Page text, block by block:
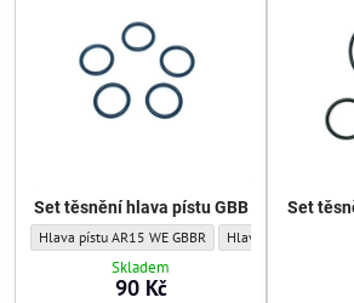
Set těsnění hlava pístu GBB
Set těsnění hlava pístu GBB - Sada těsnění/o-kroužků:
Hlava pístu AR15 WE GBBR Set těsnění hlava
Hlava pístu MP7 WE
Skladem
90 Kč
Set